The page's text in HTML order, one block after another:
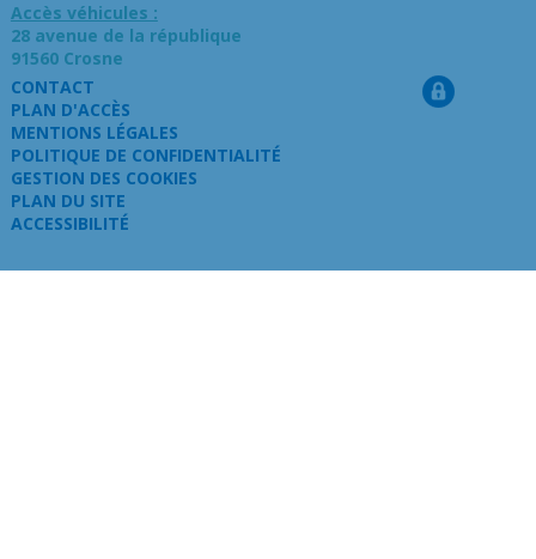
Accès véhicules :
28 avenue de la république
91560 Crosne
CONTACT
PLAN D'ACCÈS
MENTIONS LÉGALES
POLITIQUE DE CONFIDENTIALITÉ
GESTION DES COOKIES
PLAN DU SITE
ACCESSIBILITÉ